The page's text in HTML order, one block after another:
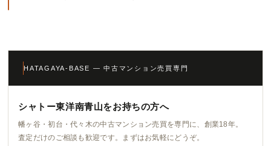
HATAGAYA-BASE — 中古マンション売買専門
シャトー東洋南青山をお持ちの方へ
幡ヶ谷・初台・代々木の中古マンション売買を専門に、創業18年。
査定だけのご相談も歓迎です。まずはお気軽にどうぞ。